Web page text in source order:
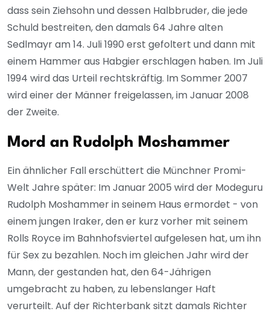
dass sein Ziehsohn und dessen Halbbruder, die jede
Schuld bestreiten, den damals 64 Jahre alten
Sedlmayr am 14. Juli 1990 erst gefoltert und dann mit
einem Hammer aus Habgier erschlagen haben. Im Juli
1994 wird das Urteil rechtskräftig. Im Sommer 2007
wird einer der Männer freigelassen, im Januar 2008
der Zweite.
Mord an Rudolph Moshammer
Ein ähnlicher Fall erschüttert die Münchner Promi-
Welt Jahre später: Im Januar 2005 wird der Modeguru
Rudolph Moshammer in seinem Haus ermordet - von
einem jungen Iraker, den er kurz vorher mit seinem
Rolls Royce im Bahnhofsviertel aufgelesen hat, um ihn
für Sex zu bezahlen. Noch im gleichen Jahr wird der
Mann, der gestanden hat, den 64-Jährigen
umgebracht zu haben, zu lebenslanger Haft
verurteilt. Auf der Richterbank sitzt damals Richter